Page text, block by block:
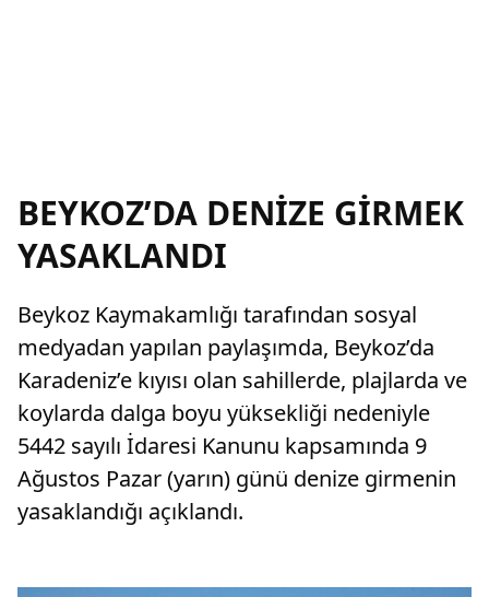
BEYKOZ’DA DENİZE GİRMEK
YASAKLANDI
Beykoz Kaymakamlığı tarafından sosyal
medyadan yapılan paylaşımda, Beykoz’da
Karadeniz’e kıyısı olan sahillerde, plajlarda ve
koylarda dalga boyu yüksekliği nedeniyle
5442 sayılı İdaresi Kanunu kapsamında 9
Ağustos Pazar (yarın) günü denize girmenin
yasaklandığı açıklandı.